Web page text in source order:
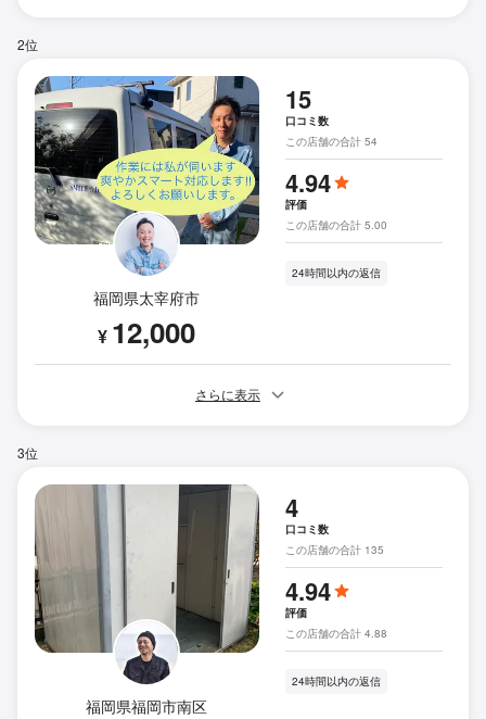
2位
福岡県太宰府市
¥ 12,000
15
口コミ数
この店舗の合計 54
4.94
評価
この店舗の合計 5.00
24時間以内の返信
さらに表示
3位
福岡県福岡市南区
4
口コミ数
この店舗の合計 135
4.94
評価
この店舗の合計 4.88
24時間以内の返信